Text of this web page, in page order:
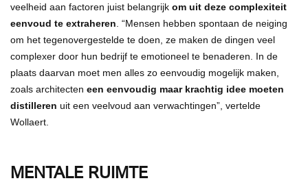
veelheid aan factoren juist belangrijk om uit deze complexiteit
eenvoud te extraheren . “Mensen hebben spontaan de neiging
om het tegenovergestelde te doen, ze maken de dingen veel
complexer door hun bedrijf te emotioneel te benaderen. In de
plaats daarvan moet men alles zo eenvoudig mogelijk maken,
zoals architecten een eenvoudig maar krachtig idee moeten
distilleren uit een veelvoud aan verwachtingen”, vertelde
Wollaert.
MENTALE RUIMTE